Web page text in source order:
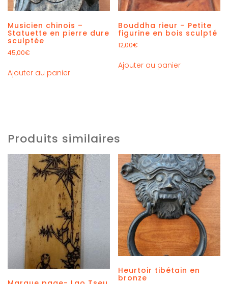
Musicien chinois –
Statuette en pierre dure
sculptée
45,00€
Ajouter au panier
Bouddha rieur – Petite
figurine en bois sculpté
12,00€
Ajouter au panier
Produits similaires
Heurtoir tibétain en
bronze